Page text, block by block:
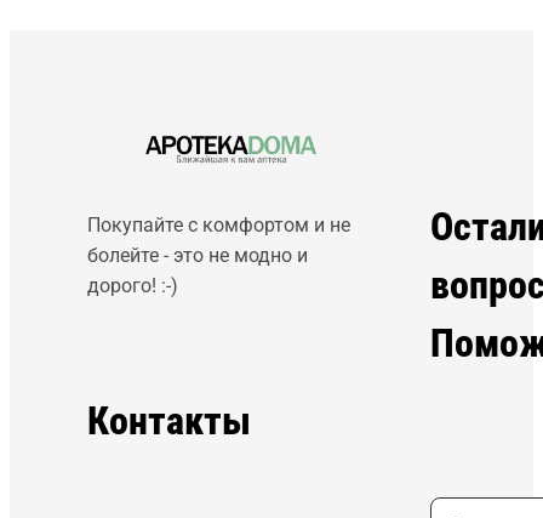
Покупайте с комфортом и не
болейте - это не модно и
дорого! :-)
Контакты